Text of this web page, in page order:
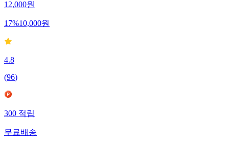
12,000원
17%10,000원
4.8
(96)
300적립
무료배송